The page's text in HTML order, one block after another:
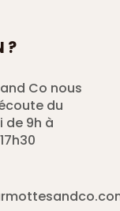
?
Co nous
du
de 9h à